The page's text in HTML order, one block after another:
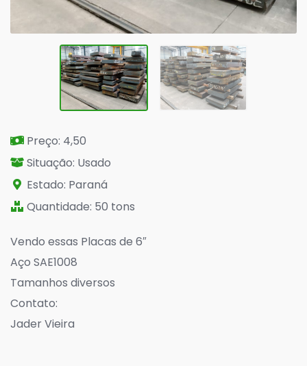
Preço: 4,50
Situação: Usado
Estado: Paraná
Quantidade: 50 tons
Vendo essas Placas de 6″
Aço SAE1008
Tamanhos diversos
Contato:
Jader Vieira